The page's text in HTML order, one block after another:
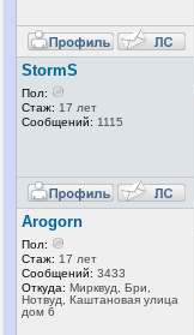
StormS
Пол:
Стаж: 17 лет
Сообщений: 1115
Arogorn
Пол:
Стаж: 17 лет
Сообщений: 3433
Откуда: Мирквуд, Бри,
Нотвуд, Каштановая улица
дом 6